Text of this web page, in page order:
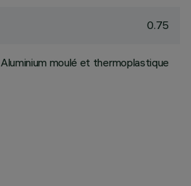
0.75
Aluminium moulé et thermoplastique